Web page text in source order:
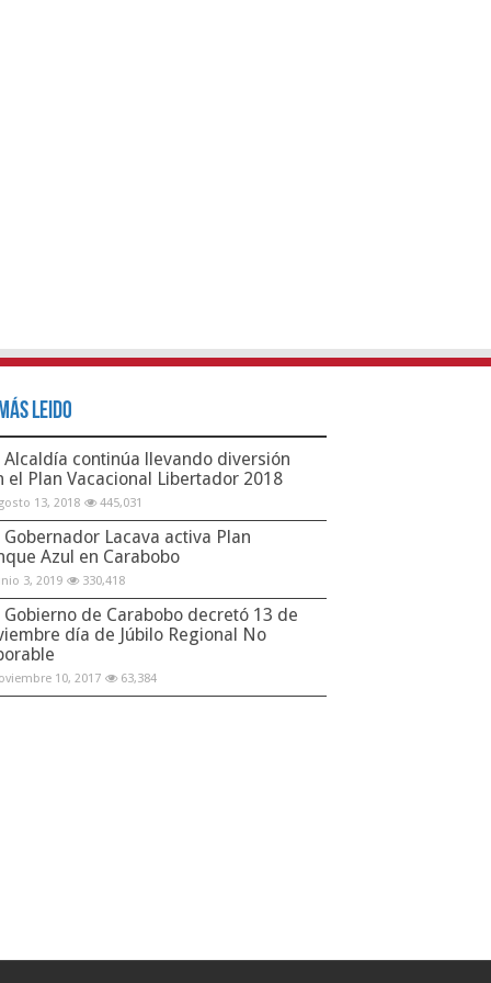
Leido
Alcaldía continúa llevando diversión
el Plan Vacacional Libertador 2018
13, 2018 445,031
Gobernador Lacava activa Plan
Azul en Carabobo
3, 2019 330,418
Gobierno de Carabobo decretó 13 de
día de Júbilo Regional No
10, 2017 63,384